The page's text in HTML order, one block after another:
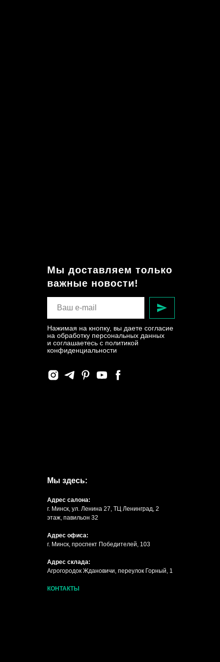
Мы доставляем только
важные новости!
Нажимая на кнопку, вы даете согласие
на обработку персональных данных
и соглашаетесь c политикой
конфиденциальности
Мы здесь:
Адрес салона:
г. Минск, ул. Ленина 27, ТЦ Ленинград, 2
этаж, павильон 32
Адрес офиса:
г. Минск, проспект Победителей, 103
Адрес склада:
Агрогородок Ждановичи, переулок Горный, 1
КОНТАКТЫ